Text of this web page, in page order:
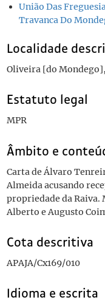
União Das
Travanca Do
Localidade
Oliveira [do
Estatuto legal
MPR
Âmbito e
Carta de Álvaro
Almeida acusando
propriedade da Raiva.
Alberto e Augusto
Cota descritiva
APAJA/Cx169/010
Idioma e escrita